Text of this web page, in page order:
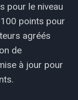
pour le niveau
points pour
agréés
de
à jour pour